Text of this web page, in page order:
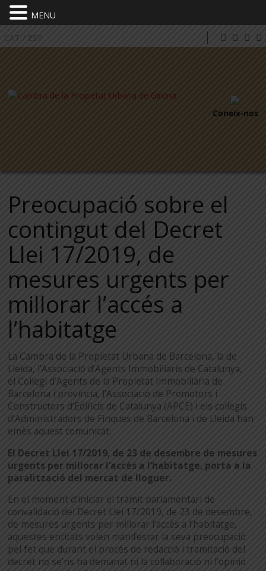
CAT / ESP
Coneix-nos
Preocupació sobre el
contingut del Decret
Llei 17/2019, de
mesures urgents per
millorar l’accés a
l’habitatge
La Cambra de la Propietat Urbana de Barcelona, la de
Lleida, l’Associació d’Agents Immobiliaris de Catalunya,
el Col·legi d’Agents de la Propietat Immobiliària de
Barcelona i província, l’Associació de Promotors i
Constructors d’Edificis de Catalunya (APCE) i els col·legis
d’Administradors de Finques de Barcelona i de Lleida han
emès aquest comunicat:
El Decret Llei 17/2019, de 23 de desembre de mesures
urgents per millorar l’accés a l’habitatge, porta a la
paralització del mercat de lloguer.
En el moment d’iniciar el tràmit parlamentari de
convalidació del Decret Llei 17/2019, de 23 de desembre,
de mesures urgents per millorar l’accés a l’habitatge,
aquestes entitats volen manifestar la seva preocupació
pel fet que durant el procés de redacció i tramitació del
decret no se’ns ha demanat ni la col·laboració ni l’opinió
MENU